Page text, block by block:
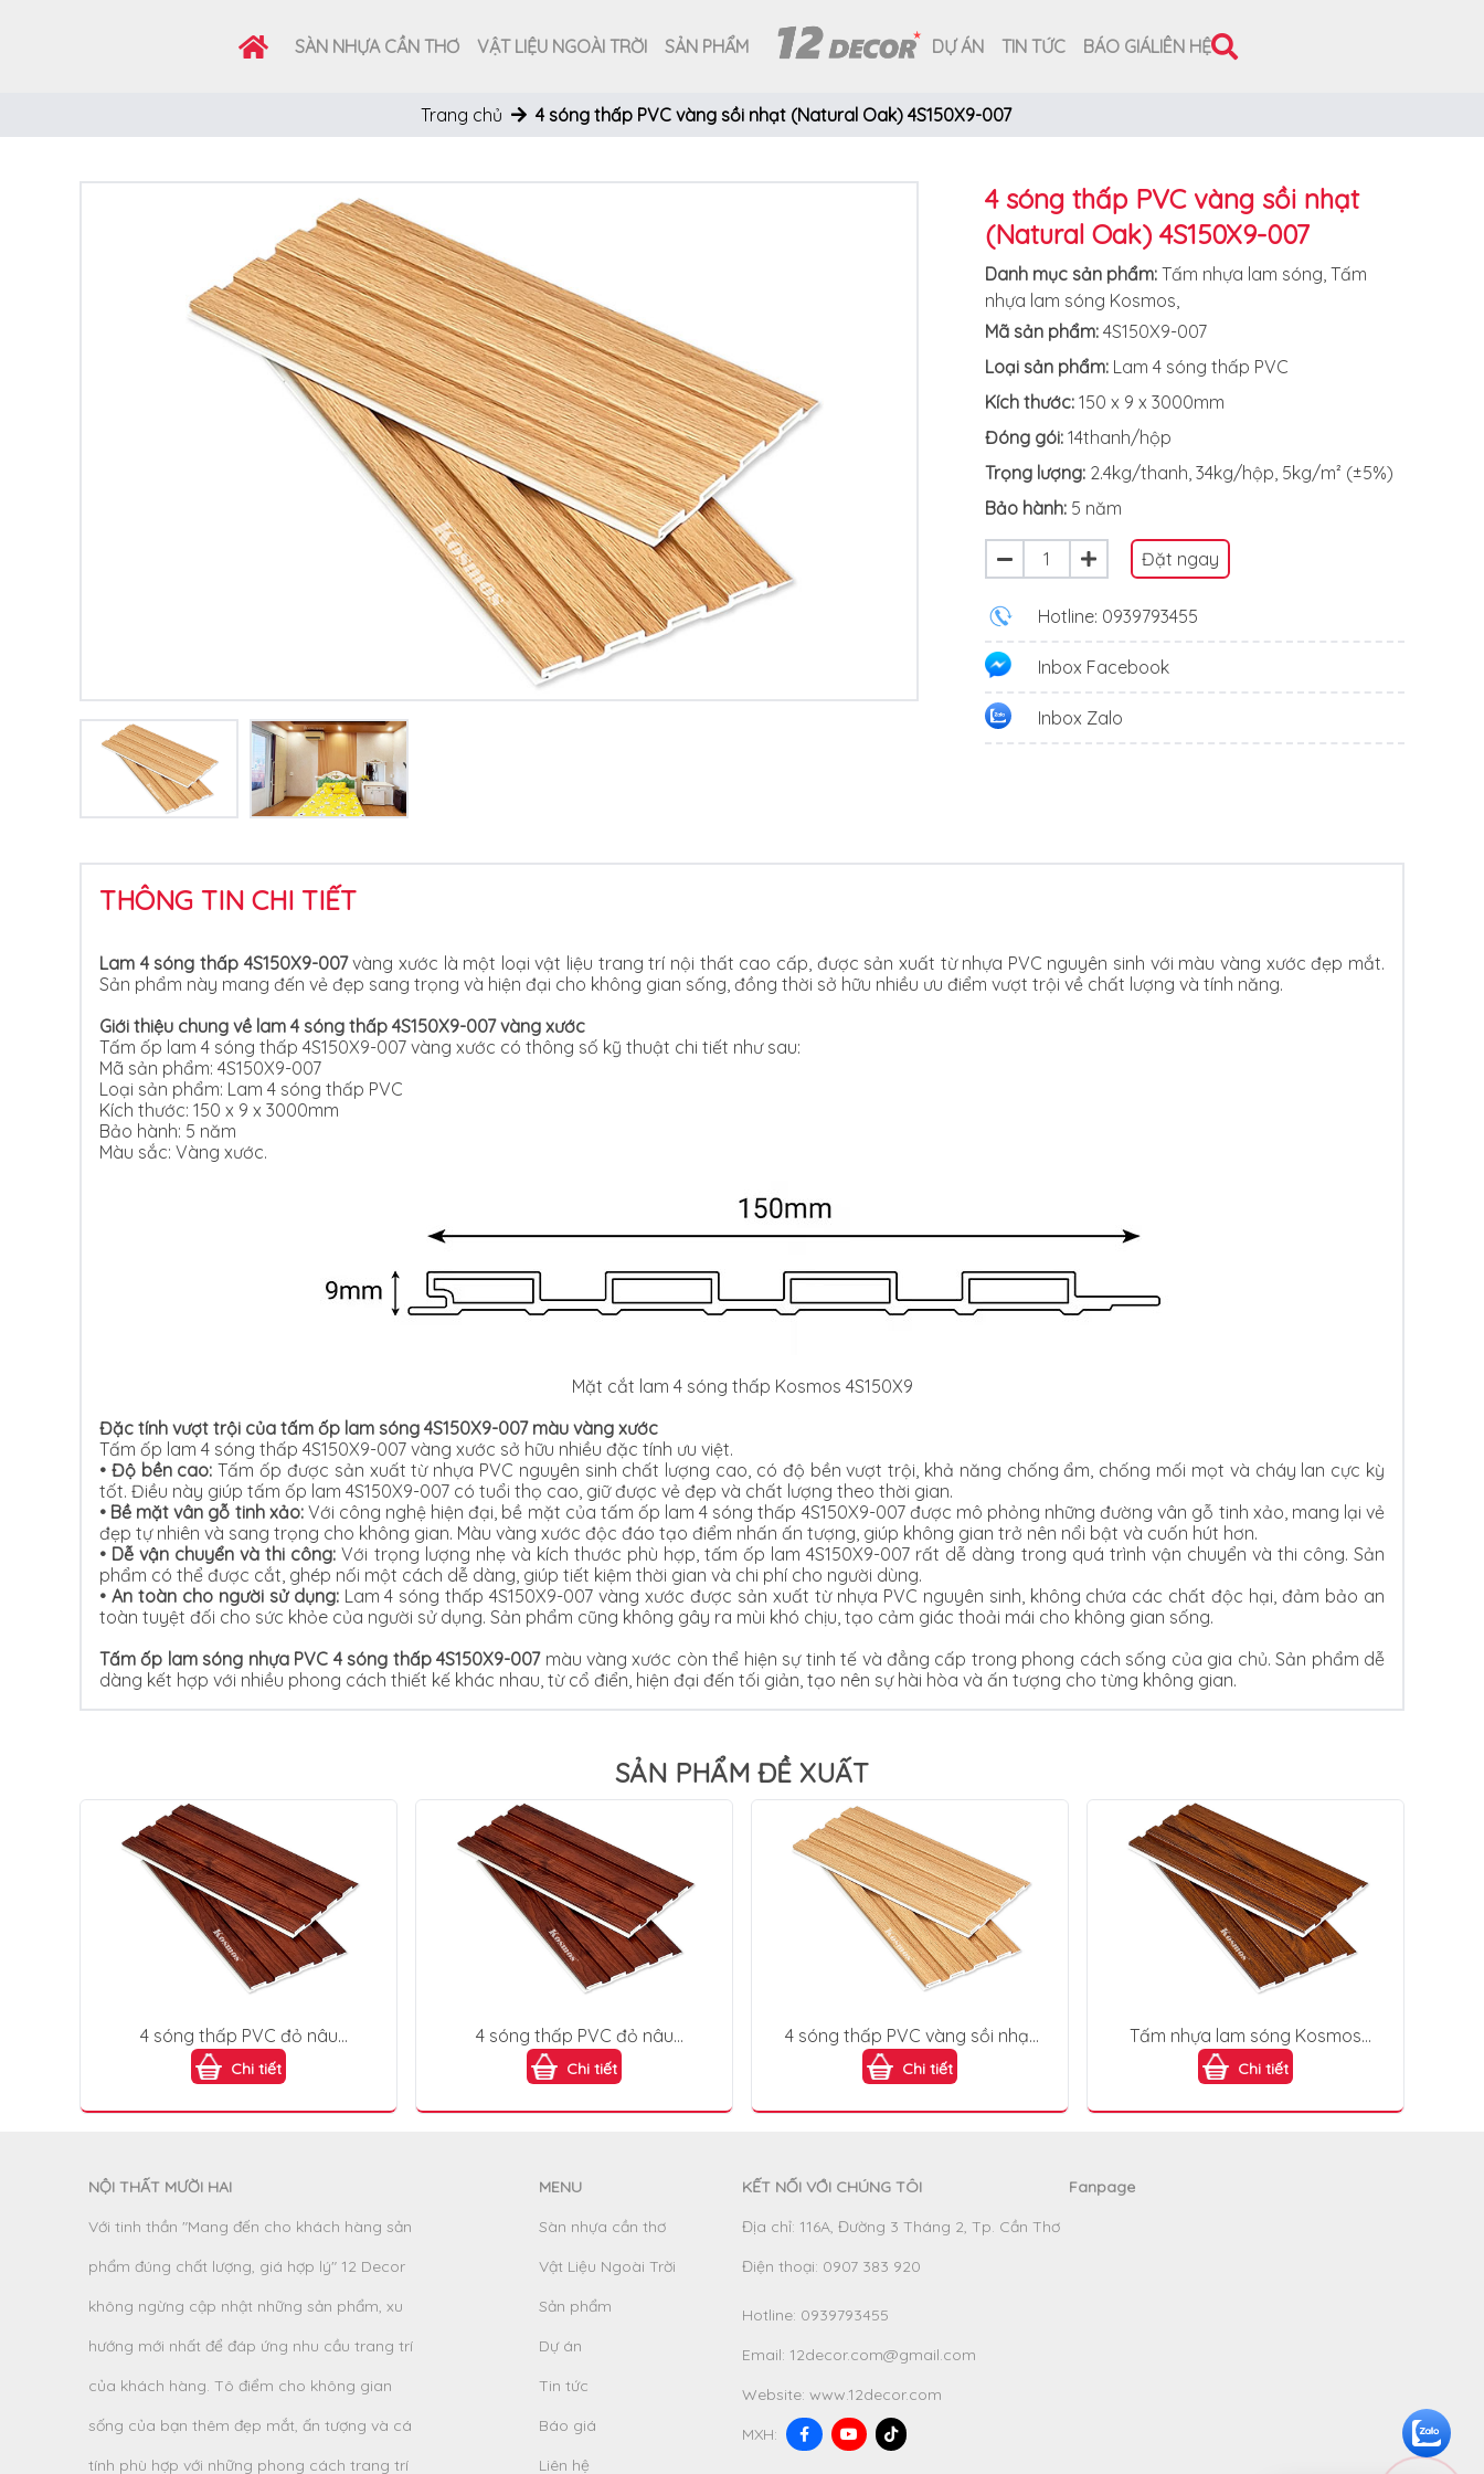
SÀN NHỰA CẦN THƠ VẬT LIỆU NGOÀI TRỜI SẢN PHẨM DỰ ÁN TIN TỨC BÁO GIÁLIÊN HỆ
Trang chủ 4 sóng thấp PVC vàng sồi nhạt (Natural Oak) 4S150X9-007
4 sóng thấp PVC vàng sồi nhạt
(Natural Oak) 4S150X9-007
Danh mục sản phẩm: Tấm nhựa lam sóng Tấm
nhựa lam sóng Kosmos
Mã sản phẩm: 4S150X9-007
Loại sản phẩm: Lam 4 sóng thấp PVC
Kích thước: 150 x 9 x 3000mm
Đóng gói: 14thanh/hộp
Trọng lượng: 2.4kg/thanh, 34kg/hộp, 5kg/m² (±5%)
Bảo hành: 5 năm
Đặt ngay
Hotline: 0939793455
Inbox Facebook
Inbox Zalo
THÔNG TIN CHI TIẾT
Lam 4 sóng thấp 4S150X9-007vàng xước là một loại vật liệu trang trí nội thất cao cấp, được sản xuất từ nhựa PVC nguyên sinh với màu vàng xước đẹp mắt.
Sản phẩm này mang đến vẻ đẹp sang trọng và hiện đại cho không gian sống, đồng thời sở hữu nhiều ưu điểm vượt trội về chất lượng và tính năng.
Giới thiệu chung về lam 4 sóng thấp 4S150X9-007 vàng xước
Tấm ốp lam 4 sóng thấp 4S150X9-007 vàng xước có thông số kỹ thuật chi tiết như sau:
Mã sản phẩm: 4S150X9-007
Loại sản phẩm: Lam 4 sóng thấp PVC
Kích thước: 150 x 9 x 3000mm
Bảo hành: 5 năm
Màu sắc: Vàng xước.
Mặt cắt lam 4 sóng thấp Kosmos 4S150X9
Đặc tính vượt trội của tấm ốp lam sóng 4S150X9-007 màu vàng xước
Tấm ốp lam 4 sóng thấp 4S150X9-007 vàng xước sở hữu nhiều đặc tính ưu việt.
• Độ bền cao:Tấm ốp được sản xuất từ nhựa PVC nguyên sinh chất lượng cao, có độ bền vượt trội, khả năng chống ẩm, chống mối mọt và cháy lan cực kỳ
tốt. Điều này giúp tấm ốp lam 4S150X9-007 có tuổi thọ cao, giữ được vẻ đẹp và chất lượng theo thời gian.
• Bề mặt vân gỗ tinh xảo:Với công nghệ hiện đại, bề mặt của tấm ốp lam 4 sóng thấp 4S150X9-007 được mô phỏng những đường vân gỗ tinh xảo, mang lại vẻ
đẹp tự nhiên và sang trọng cho không gian. Màu vàng xước độc đáo tạo điểm nhấn ấn tượng, giúp không gian trở nên nổi bật và cuốn hút hơn.
• Dễ vận chuyển và thi công: Với trọng lượng nhẹ và kích thước phù hợp, tấm ốp lam 4S150X9-007 rất dễ dàng trong quá trình vận chuyển và thi công. Sản
phẩm có thể được cắt, ghép nối một cách dễ dàng, giúp tiết kiệm thời gian và chi phí cho người dùng.
• An toàn cho người sử dụng: Lam 4 sóng thấp 4S150X9-007 vàng xước được sản xuất từ nhựa PVC nguyên sinh, không chứa các chất độc hại, đảm bảo an
toàn tuyệt đối cho sức khỏe của người sử dụng. Sản phẩm cũng không gây ra mùi khó chịu, tạo cảm giác thoải mái cho không gian sống.
Tấm ốp lam sóng nhựa PVC 4 sóng thấp 4S150X9-007màu vàng xước còn thể hiện sự tinh tế và đẳng cấp trong phong cách sống của gia chủ. Sản phẩm dễ
dàng kết hợp với nhiều phong cách thiết kế khác nhau, từ cổ điển, hiện đại đến tối giản, tạo nên sự hài hòa và ấn tượng cho từng không gian.
SẢN PHẨM ĐỀ XUẤT
4 sóng thấp PVC đỏ nâu
(Mahogany) 4S150X9-008
Chi tiết
4 sóng thấp PVC đỏ nâu
(Mahogany) 4S150X9-008
Chi tiết
4 sóng thấp PVC vàng sồi nhạt
(Natural Oak) 4S150X9-007
Chi tiết
Tấm nhựa lam sóng Kosmos
4S150X9-009
Chi tiết
NỘI THẤT MƯỜI HAI
Với tinh thần "Mang đến cho khách hàng sản
phẩm đúng chất lượng, giá hợp lý" 12 Decor
không ngừng cập nhật những sản phẩm, xu
hướng mới nhất để đáp ứng nhu cầu trang trí
của khách hàng. Tô điểm cho không gian
sống của bạn thêm đẹp mắt, ấn tượng và cá
tính phù hợp với những phong cách trang trí
MENU
Sàn nhựa cần thơ
Vật Liệu Ngoài Trời
Sản phẩm
Dự án
Tin tức
Báo giá
Liên hệ
KẾT NỐI VỚI CHÚNG TÔI
Địa chỉ: 116A, Đường 3 Tháng 2, Tp. Cần Thơ
Điện thoại: 0907 383 920
Hotline: 0939793455
Email: 12decor.com@gmail.com
Website: www.12decor.com
MXH:
Fanpage